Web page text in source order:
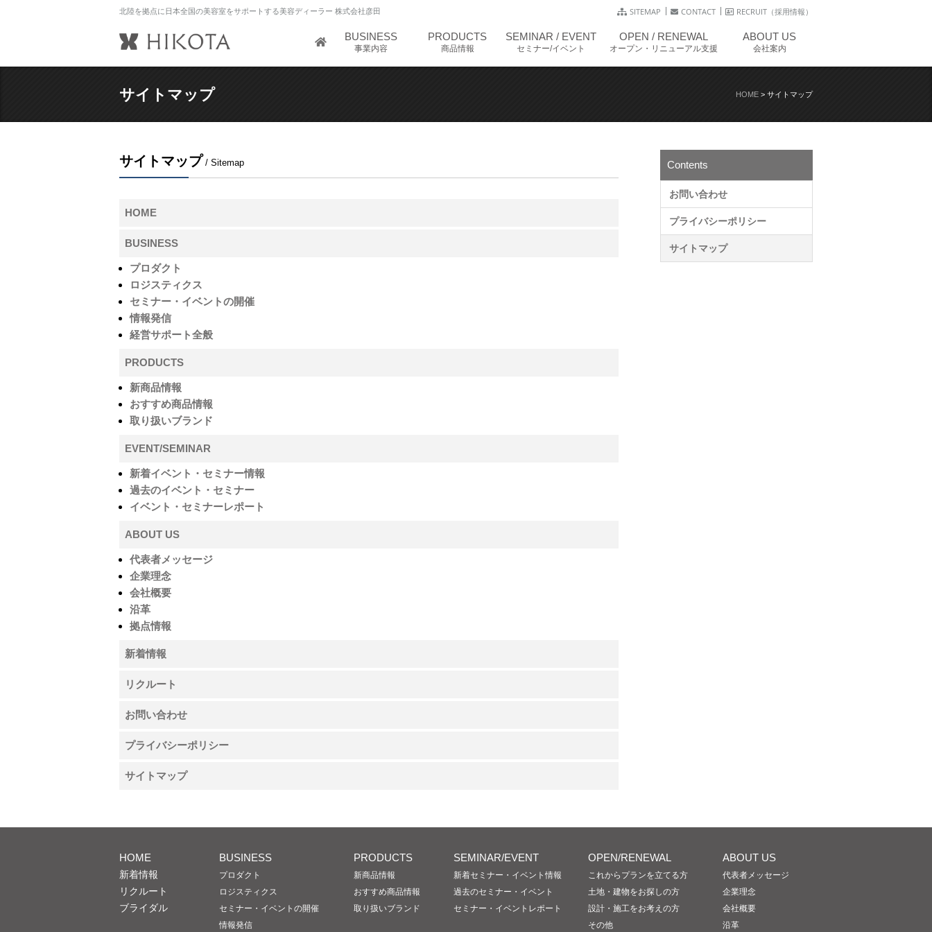
北陸を拠点に日本全国の美容室をサポートする美容ディーラー 株式会社彦田 SITEMAP CONTACT RECRUIT（採用情報）
BUSINESS
事業内容
PRODUCTS
商品情報
SEMINAR / EVENT
セミナー/イベント
OPEN / RENEWAL
オープン・リニューアル支援
ABOUT US
会社案内
サイトマップ HOME > サイトマップ
サイトマップ / Sitemap
HOME
BUSINESS
プロダクト
ロジスティクス
セミナー・イベントの開催
情報発信
経営サポート全般
PRODUCTS
新商品情報
おすすめ商品情報
取り扱いブランド
EVENT/SEMINAR
新着イベント・セミナー情報
過去のイベント・セミナー
イベント・セミナーレポート
ABOUT US
代表者メッセージ
企業理念
会社概要
沿革
拠点情報
新着情報
リクルート
お問い合わせ
プライバシーポリシー
サイトマップ
Contents
お問い合わせ
プライバシーポリシー
サイトマップ
HOME
新着情報
リクルート
ブライダル
BUSINESS
プロダクト
ロジスティクス
セミナー・イベントの開催
情報発信
PRODUCTS
新商品情報
おすすめ商品情報
取り扱いブランド
SEMINAR/EVENT
新着セミナー・イベント情報
過去のセミナー・イベント
セミナー・イベントレポート
OPEN/RENEWAL
これからプランを立てる方
土地・建物をお探しの方
設計・施工をお考えの方
その他
ABOUT US
代表者メッセージ
企業理念
会社概要
沿革